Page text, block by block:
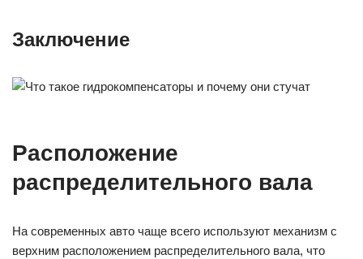
Заключение
Расположение
распределительного вала
На современных авто чаще всего используют механизм с
верхним расположением распределительного вала, что